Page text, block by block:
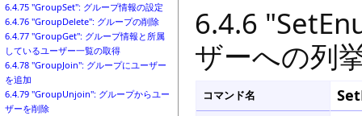
6.4.75 "GroupSet": グループ情報の設定
6.4.76 "GroupDelete": グループの削除
6.4.77 "GroupGet": グループ情報と所属
しているユーザー一覧の取得
6.4.78 "GroupJoin": グループにユーザー
を追加
6.4.79 "GroupUnjoin": グループからユー
ザーを削除
6.4.6
ザーへの列
コマンド名